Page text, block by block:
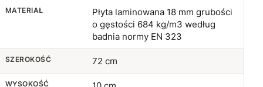
MATERIAŁ
Płyta laminowana 18 mm grubości
o gęstości 684 kg/m3 według
badnia normy EN 323
SZEROKOŚĆ 72 cm
WYSOKOŚĆ